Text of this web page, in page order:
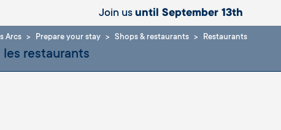
Join us until September 13th
Arcs Prepare your stay Shops & restaurants Restaurants